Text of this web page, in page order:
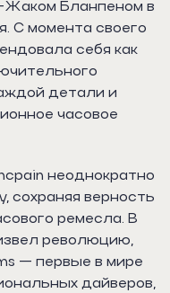
Жаком Бланпеном в
С момента своего
себя как
детали и
часовое
неоднократно
сохраняя верность
ремесла. В
революцию,
— первые в мире
дайверов,